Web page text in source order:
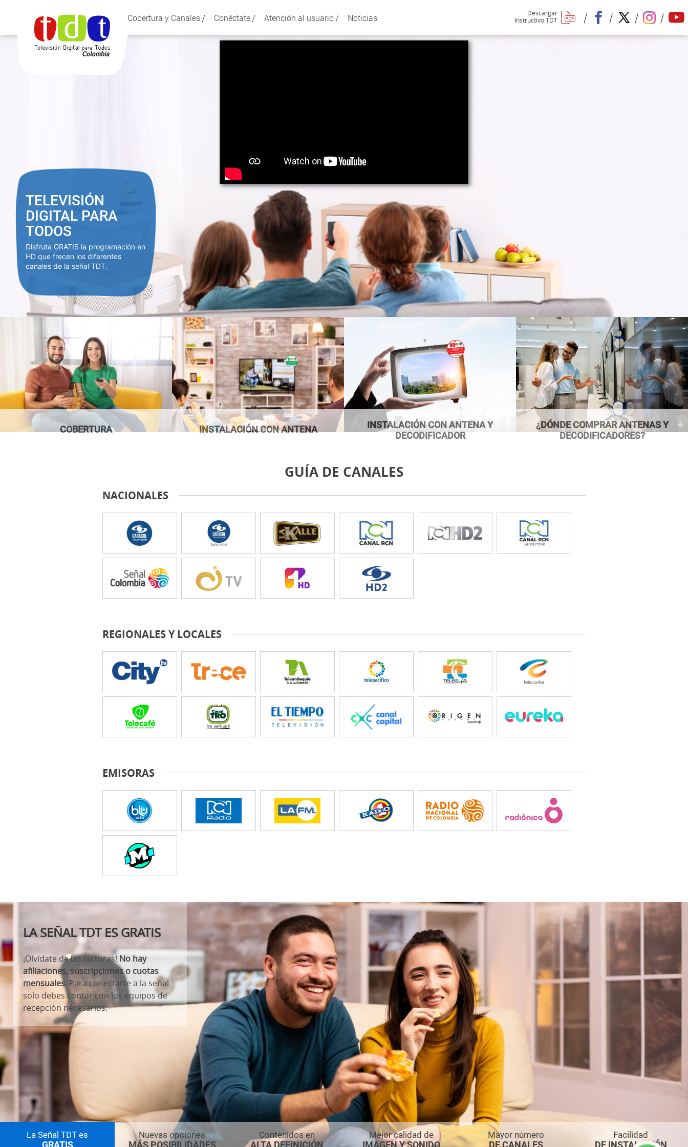
menu
Cobertura y Canales Conéctate Atención al usuario Noticias
Redes
Descargar
Instructivo TDT
TELEVISIÓN
DIGITAL PARA
TODOS
Disfruta GRATIS la programación en
HD que frecen los diferentes
canales de la señal TDT.
COBERTURA INSTALACIÓN CON ANTENA
INSTALACIÓN CON ANTENA Y
DECODIFICADOR
¿DÓNDE COMPRAR ANTENAS Y
DECODIFICADORES?
GUÍA DE CANALES
NACIONALES
REGIONALES Y LOCALES
EMISORAS
LA SEÑAL TDT ES GRATIS
¡Olvídate de las facturas! No hay
afiliaciones, suscripciones o cuotas
mensuales. Para conectarte a la señal
solo debes contar con los equipos de
recepción necesarios.
La Señal TDT es
GRATIS
Nuevas opciones
MÁS POSIBILIDADES
Contenidos en
ALTA DEFINICIÓN
Mejor calidad de
IMAGEN Y SONIDO
Mayor número
DE CANALES
Facilidad
DE INSTALACIÓN
Comunícate con nosotros a través de WhatsApp